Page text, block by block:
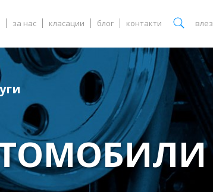
за нас класации блог контакти влез